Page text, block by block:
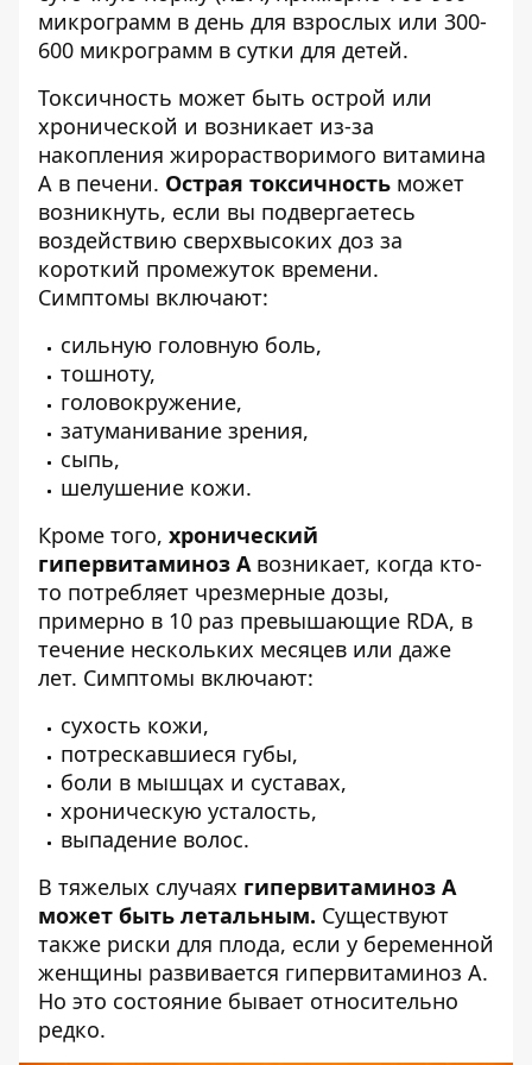
микрограмм в день для взрослых или 300-
600 микрограмм в сутки для детей.
Токсичность может быть острой или
хронической и возникает из-за
накопления жирорастворимого витамина
А в печени. Острая токсичность может
возникнуть, если вы подвергаетесь
воздействию сверхвысоких доз за
короткий промежуток времени.
Симптомы включают:
сильную головную боль,
тошноту,
головокружение,
затуманивание зрения,
сыпь,
шелушение кожи.
Кроме того, хронический
гипервитаминоз Авозникает, когда кто-
то потребляет чрезмерные дозы,
примерно в 10 раз превышающие RDA, в
течение нескольких месяцев или даже
лет. Симптомы включают:
сухость кожи,
потрескавшиеся губы,
боли в мышцах и суставах,
хроническую усталость,
выпадение волос.
В тяжелых случаях гипервитаминоз А
может быть летальным. Существуют
также риски для плода, если у беременной
женщины развивается гипервитаминоз А.
Но это состояние бывает относительно
редко.